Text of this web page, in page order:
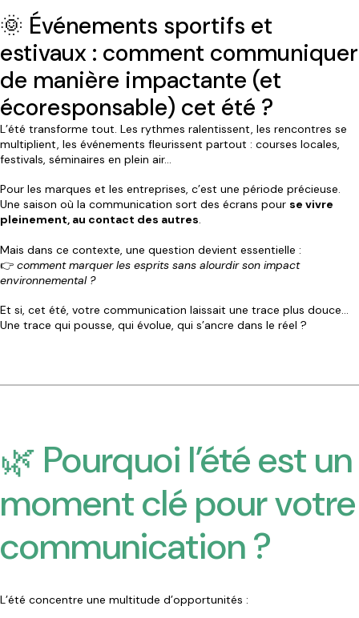
🌞 Événements sportifs et
estivaux : comment communiquer
de manière impactante (et
écoresponsable) cet été ?
L’été transforme tout. Les rythmes ralentissent, les rencontres se
multiplient, les événements fleurissent partout : courses locales,
festivals, séminaires en plein air…
Pour les marques et les entreprises, c’est une période précieuse.
Une saison où la communication sort des écrans pour se vivre
pleinement, au contact des autres.
Mais dans ce contexte, une question devient essentielle :
👉 comment marquer les esprits sans alourdir son impact
environnemental ?
Et si, cet été, votre communication laissait une trace plus douce…
Une trace qui pousse, qui évolue, qui s’ancre dans le réel ?
🌿 Pourquoi l’été est un
moment clé pour votre
communication ?
L’été concentre une multitude d’opportunités :